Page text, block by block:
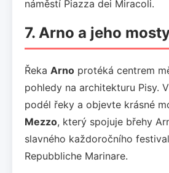
náměstí Piazza dei Miracoli.
7. Arno a jeho
Řeka Arno protéká centrem
pohledy na architekturu Pisy.
podél řeky a objevte krásné
Mezzo, který spojuje břehy
slavného každoročního
Repubbliche Marinare.